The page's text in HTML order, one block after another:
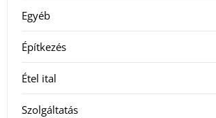
Egyéb
Építkezés
Étel ital
Szolgáltatás